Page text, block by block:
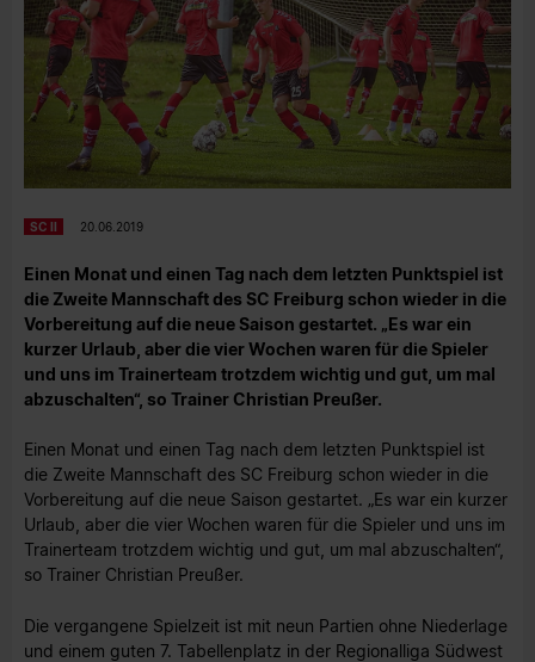
SC II 20.06.2019
Einen Monat und einen Tag nach dem letzten Punktspiel ist
die Zweite Mannschaft des SC Freiburg schon wieder in die
Vorbereitung auf die neue Saison gestartet. „Es war ein
kurzer Urlaub, aber die vier Wochen waren für die Spieler
und uns im Trainerteam trotzdem wichtig und gut, um mal
abzuschalten“, so Trainer Christian Preußer.
Einen Monat und einen Tag nach dem letzten Punktspiel ist
die Zweite Mannschaft des SC Freiburg schon wieder in die
Vorbereitung auf die neue Saison gestartet. „Es war ein kurzer
Urlaub, aber die vier Wochen waren für die Spieler und uns im
Trainerteam trotzdem wichtig und gut, um mal abzuschalten“,
so Trainer Christian Preußer.
Die vergangene Spielzeit ist mit neun Partien ohne Niederlage
und einem guten 7. Tabellenplatz in der Regionalliga Südwest